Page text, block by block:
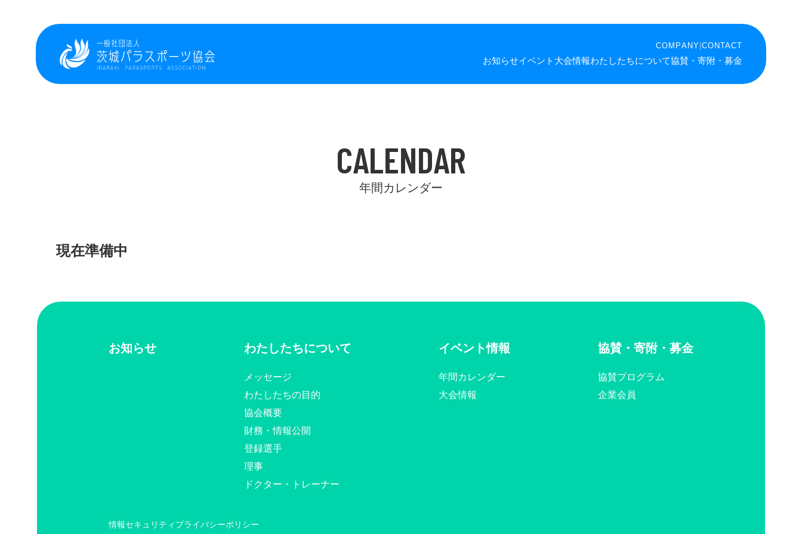
COMPANY CONTACT
お知らせイベント 大会情報わたしたちについて協賛・寄附・募金
CALENDAR
年間カレンダー
現在準備中
お知らせ わたしたちについて
メッセージ
わたしたちの目的
協会概要
財務・情報公開
登録選手
理事
ドクター・トレーナー
イベント情報
年間カレンダー
大会情報
協賛・寄附・募金
協賛プログラム
企業会員
情報セキュリティ プライバシーポリシー